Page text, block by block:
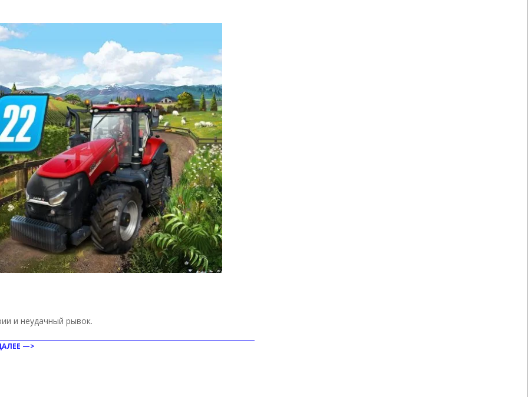
и неудачный рывок.
—>